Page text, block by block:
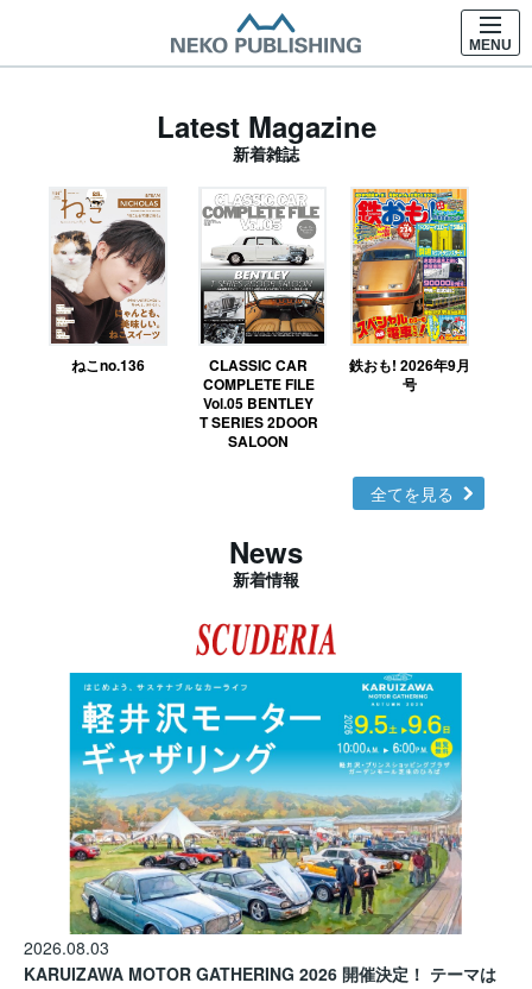
MENU
Latest Magazine
新着雑誌
ねこno.136
CLASSIC CAR
COMPLETE FILE
Vol.05 BENTLEY
T SERIES 2DOOR
SALOON
鉄おも! 2026年9月
号
全てを見る
News
新着情報
2026.08.03
KARUIZAWA MOTOR GATHERING 2026 開催決定！ テーマは